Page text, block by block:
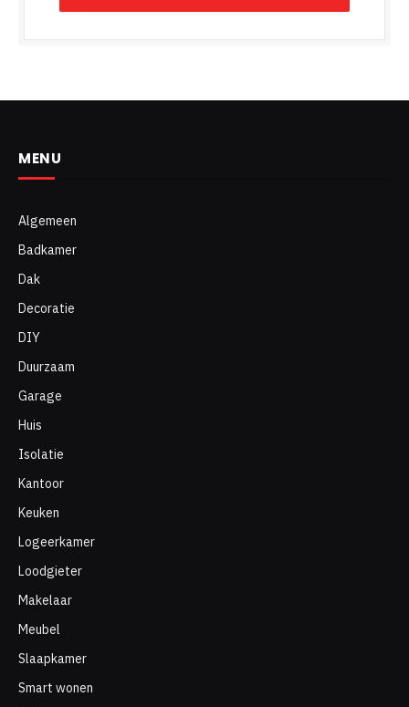
MENU
Algemeen
Badkamer
Dak
Decoratie
DIY
Duurzaam
Garage
Huis
Isolatie
Kantoor
Keuken
Logeerkamer
Loodgieter
Makelaar
Meubel
Slaapkamer
Smart wonen